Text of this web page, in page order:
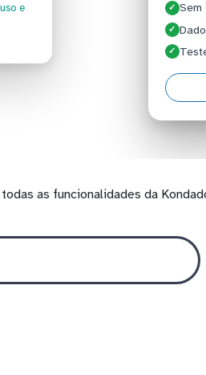
e
✓ Sem
✓
✓
as funcionalidades da